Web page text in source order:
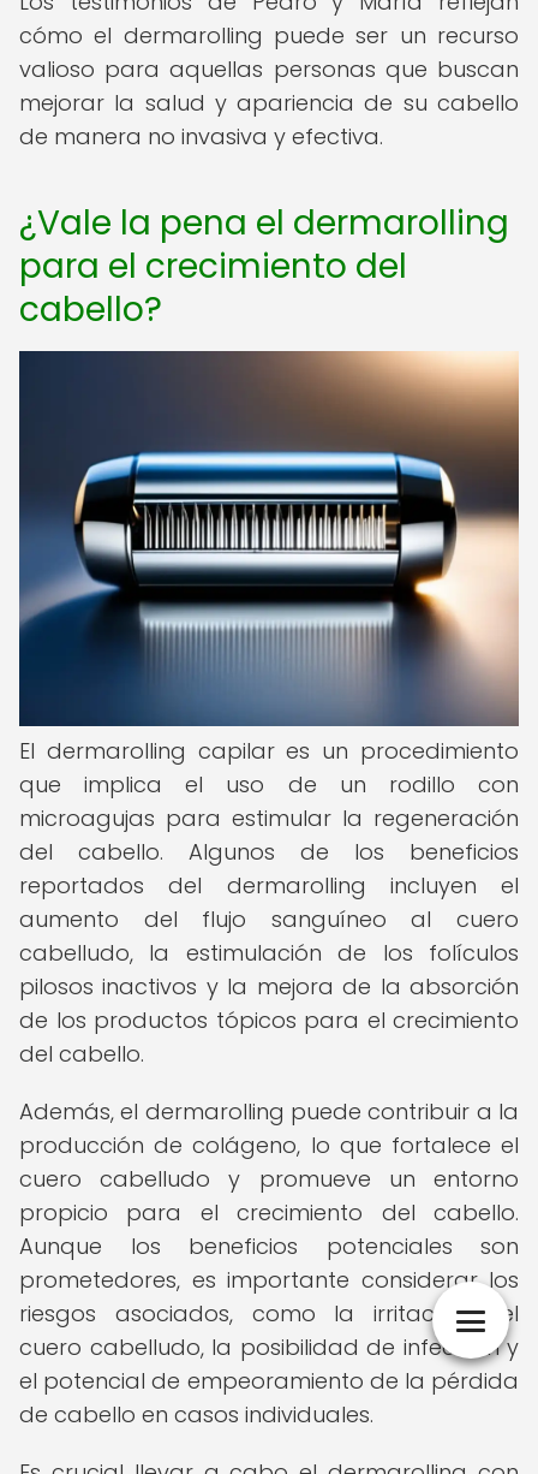
cómo el dermarolling puede ser un recurso
valioso para aquellas personas que buscan
mejorar la salud y apariencia de su cabello
de manera no invasiva y efectiva.
¿Vale la pena el dermarolling
para el crecimiento del
cabello?
El dermarolling capilar es un procedimiento
que implica el uso de un rodillo con
microagujas para estimular la regeneración
del cabello. Algunos de los beneficios
reportados del dermarolling incluyen el
aumento del flujo sanguíneo al cuero
cabelludo, la estimulación de los folículos
pilosos inactivos y la mejora de la absorción
de los productos tópicos para el crecimiento
del cabello.
Además, el dermarolling puede contribuir a la
producción de colágeno, lo que fortalece el
cuero cabelludo y promueve un entorno
propicio para el crecimiento del cabello.
Aunque los beneficios potenciales son
prometedores, es importante considerar los
riesgos asociados, como la irritación del
cuero cabelludo, la posibilidad de infección y
el potencial de empeoramiento de la pérdida
de cabello en casos individuales.